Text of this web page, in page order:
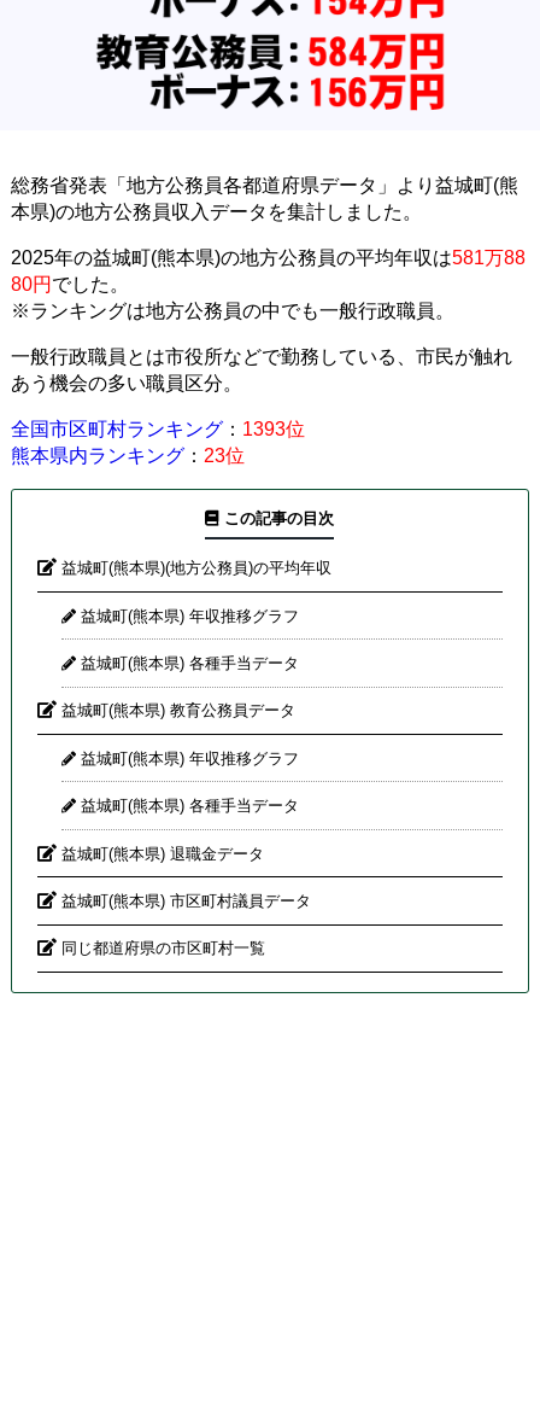
総務省発表「地方公務員各都道府県データ」より益城町(熊
本県)の地方公務員収入データを集計しました。
2025年の益城町(熊本県)の地方公務員の平均年収は581万88
80円 でした。
※ランキングは地方公務員の中でも一般行政職員。
一般行政職員とは市役所などで勤務している、市民が触れ
あう機会の多い職員区分。
全国市区町村ランキング： 1393位
熊本県内ランキング： 23位
この記事の目次
益城町(熊本県)(地方公務員)の平均年収
益城町(熊本県) 年収推移グラフ
益城町(熊本県) 各種手当データ
益城町(熊本県) 教育公務員データ
益城町(熊本県) 年収推移グラフ
益城町(熊本県) 各種手当データ
益城町(熊本県) 退職金データ
益城町(熊本県) 市区町村議員データ
同じ都道府県の市区町村一覧